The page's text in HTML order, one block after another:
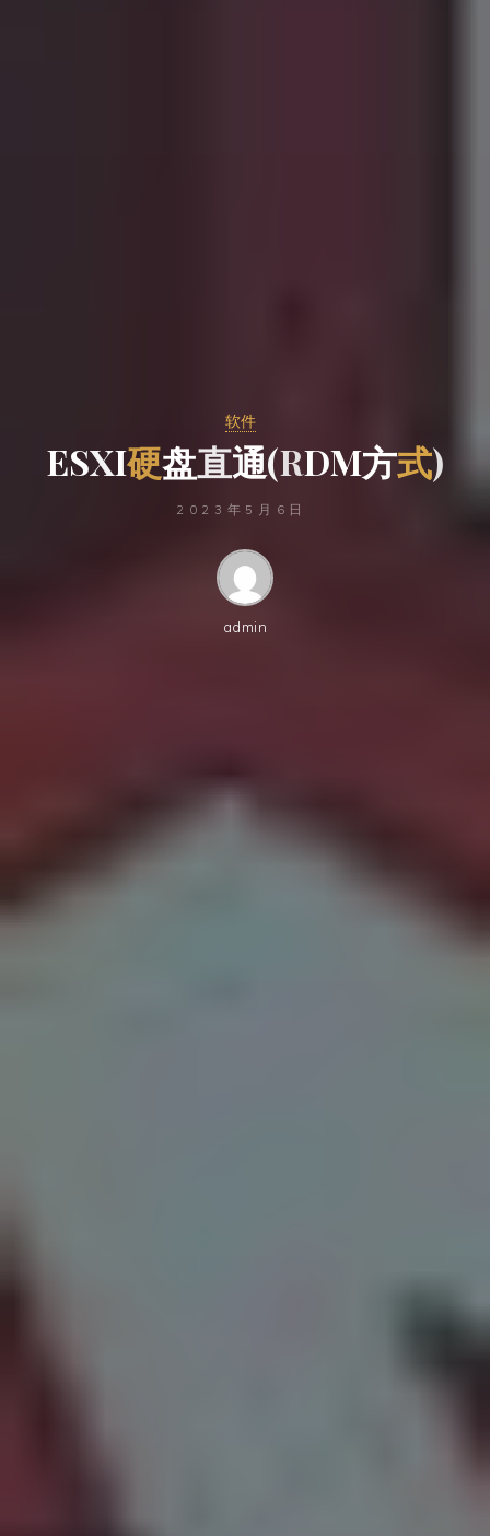
软件
ESXI硬盘直通(RDM方式)
2023年5月6日
admin